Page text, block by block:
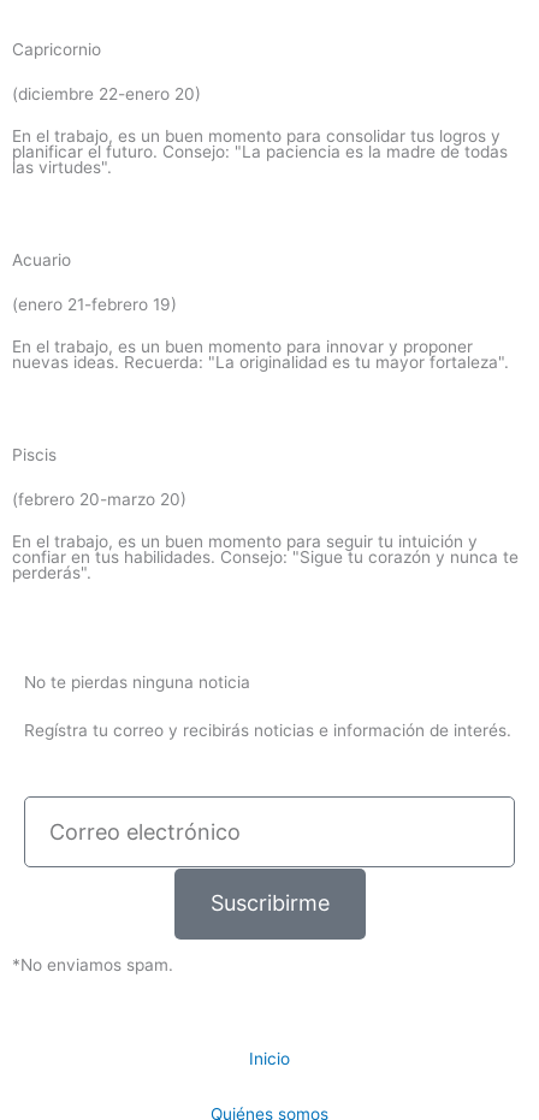
Capricornio
(diciembre 22-enero 20)
En el trabajo, es un buen momento para consolidar tus logros y
planificar el futuro. Consejo: "La paciencia es la madre de todas
las virtudes".
Acuario
(enero 21-febrero 19)
En el trabajo, es un buen momento para innovar y proponer
nuevas ideas. Recuerda: "La originalidad es tu mayor fortaleza".
Piscis
(febrero 20-marzo 20)
En el trabajo, es un buen momento para seguir tu intuición y
confiar en tus habilidades. Consejo: "Sigue tu corazón y nunca te
perderás".
No te pierdas ninguna noticia
Regístra tu correo y recibirás noticias e información de interés.
electrónico
Suscribirme
*No enviamos spam.
Inicio
Quiénes somos